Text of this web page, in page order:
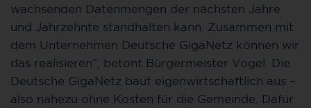
wachsenden Datenmengen der nächsten Jahre
und Jahrzehnte standhalten kann. Zusammen mit
dem Unternehmen Deutsche GigaNetz können wir
das realisieren“, betont Bürgermeister Vogel. Die
Deutsche GigaNetz baut eigenwirtschaftlich aus –
also nahezu ohne Kosten für die Gemeinde. Dafür